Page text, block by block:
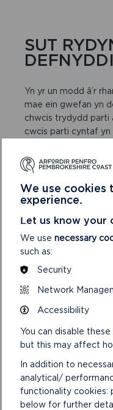
SUT
Yn yr un modd â’r
mae ein gwefan yn
chwcis trydydd parti
cwcis parti cyntaf
casglu data a fydd
bersonol.
Mae’r cwcis
gwefannau’n cael
deall sut mae’r
rhyngweithio â’n
ddiogel, darparu
defnyddiwr a helpu i
gwefan yn y dyfodol.
PA
RYDYN
Mae’r cwcis sy’n
We use cookies
experience.
Let us know your
We use necessary
such as:
Security
Network
Accessibility
You can disable
but this may affect
In addition to
analytical/
functionality cookies:
below for further